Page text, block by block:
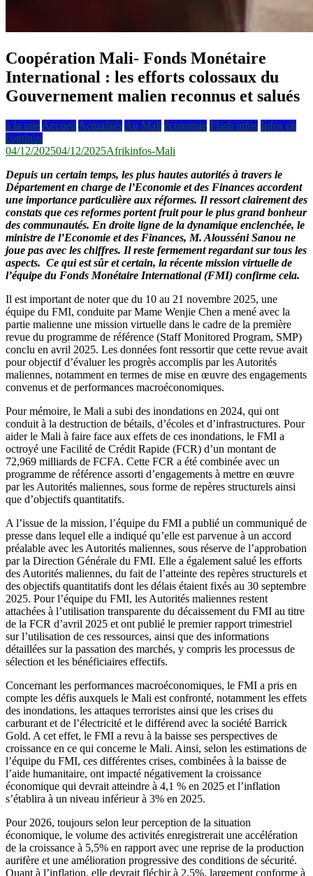
Coopération Mali- Fonds Monétaire
International : les efforts colossaux du
Gouvernement malien reconnus et salués
à la une Accueil Actualités Au Mali économie Flash infos Infos en
continus
04/12/202504/12/2025Afrikinfos-Mali
Depuis un certain temps, les plus hautes autorités à travers le
Département en charge de l’Economie et des Finances accordent
une importance particulière aux réformes. Il ressort clairement des
constats que ces reformes portent fruit pour le plus grand bonheur
des communautés. En droite ligne de la dynamique enclenchée, le
ministre de l’Economie et des Finances, M. Alousséni Sanou ne
joue pas avec les chiffres. Il reste fermement regardant sur tous les
aspects. Ce qui est sûr et certain, la récente mission virtuelle de
l’équipe du Fonds Monétaire International (FMI) confirme cela.
Il est important de noter que du 10 au 21 novembre 2025, une
équipe du FMI, conduite par Mame Wenjie Chen a mené avec la
partie malienne une mission virtuelle dans le cadre de la première
revue du programme de référence (Staff Monitored Program, SMP)
conclu en avril 2025. Les données font ressortir que cette revue avait
pour objectif d’évaluer les progrès accomplis par les Autorités
maliennes, notamment en termes de mise en œuvre des engagements
convenus et de performances macroéconomiques.
Pour mémoire, le Mali a subi des inondations en 2024, qui ont
conduit à la destruction de bétails, d’écoles et d’infrastructures. Pour
aider le Mali à faire face aux effets de ces inondations, le FMI a
octroyé une Facilité de Crédit Rapide (FCR) d’un montant de
72,969 milliards de FCFA. Cette FCR a été combinée avec un
programme de référence assorti d’engagements à mettre en œuvre
par les Autorités maliennes, sous forme de repères structurels ainsi
que d’objectifs quantitatifs.
A l’issue de la mission, l’équipe du FMI a publié un communiqué de
presse dans lequel elle a indiqué qu’elle est parvenue à un accord
préalable avec les Autorités maliennes, sous réserve de l’approbation
par la Direction Générale du FMI. Elle a également salué les efforts
des Autorités maliennes, du fait de l’atteinte des repères structurels et
des objectifs quantitatifs dont les délais étaient fixés au 30 septembre
2025. Pour l’équipe du FMI, les Autorités maliennes restent
attachées à l’utilisation transparente du décaissement du FMI au titre
de la FCR d’avril 2025 et ont publié le premier rapport trimestriel
sur l’utilisation de ces ressources, ainsi que des informations
détaillées sur la passation des marchés, y compris les processus de
sélection et les bénéficiaires effectifs.
Concernant les performances macroéconomiques, le FMI a pris en
compte les défis auxquels le Mali est confronté, notamment les effets
des inondations, les attaques terroristes ainsi que les crises du
carburant et de l’électricité et le différend avec la société Barrick
Gold. A cet effet, le FMI a revu à la baisse ses perspectives de
croissance en ce qui concerne le Mali. Ainsi, selon les estimations de
l’équipe du FMI, ces différentes crises, combinées à la baisse de
l’aide humanitaire, ont impacté négativement la croissance
économique qui devrait atteindre à 4,1 % en 2025 et l’inflation
s’établira à un niveau inférieur à 3% en 2025.
Pour 2026, toujours selon leur perception de la situation
économique, le volume des activités enregistrerait une accélération
de la croissance à 5,5% en rapport avec une reprise de la production
aurifère et une amélioration progressive des conditions de sécurité.
Quant à l’inflation, elle devrait fléchir à 2,5%, largement conforme à